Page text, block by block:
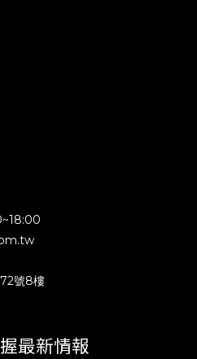
號8樓
最新情報